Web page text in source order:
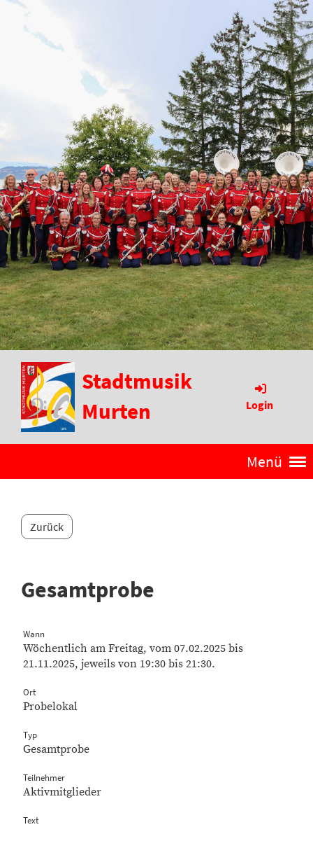
Stadtmusik
Murten
Login
Menü
Zurück
Gesamtprobe
Wann
Wöchentlich am Freitag, vom 07.02.2025 bis
21.11.2025, jeweils von 19:30 bis 21:30.
Ort
Probelokal
Typ
Gesamtprobe
Teilnehmer
Aktivmitglieder
Text